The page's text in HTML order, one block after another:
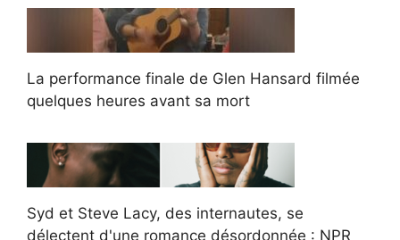
La performance finale de Glen Hansard filmée
quelques heures avant sa mort
Syd et Steve Lacy, des internautes, se
délectent d'une romance désordonnée : NPR